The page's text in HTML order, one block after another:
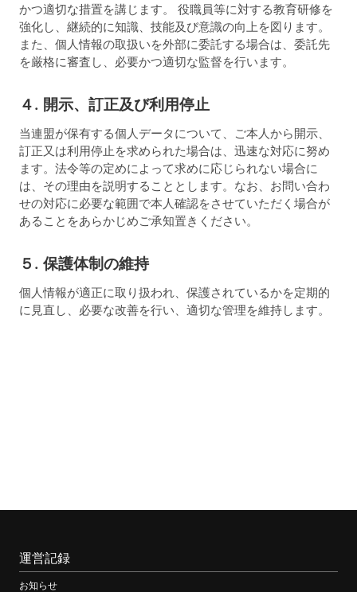
かつ適切な措置を講じます。 役職員等に対する教育研修を
強化し、継続的に知識、技能及び意識の向上を図ります。
また、個人情報の取扱いを外部に委託する場合は、委託先
を厳格に審査し、必要かつ適切な監督を行います。
４. 開示、訂正及び利用停止
当連盟が保有する個人データについて、ご本人から開示、
訂正又は利用停止を求められた場合は、迅速な対応に努め
ます。法令等の定めによって求めに応じられない場合に
は、その理由を説明することとします。なお、お問い合わ
せの対応に必要な範囲で本人確認をさせていただく場合が
あることをあらかじめご承知置きください。
５. 保護体制の維持
個人情報が適正に取り扱われ、保護されているかを定期的
に見直し、必要な改善を行い、適切な管理を維持します。
運営記録
お知らせ